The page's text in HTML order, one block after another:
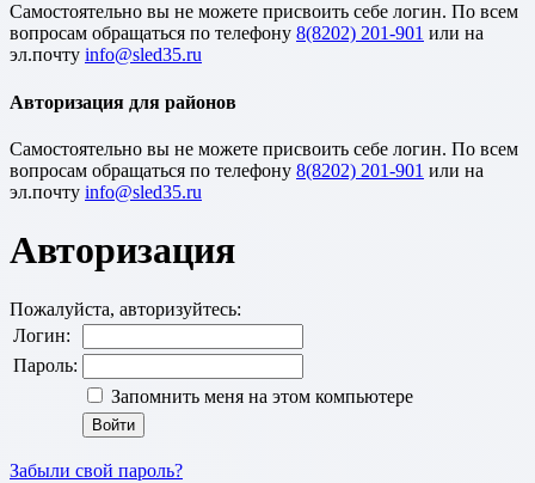
Cамостоятельно вы не можете присвоить себе логин. По всем
вопросам обращаться по телефону 8(8202) 201-901 или на
эл.почту
Авторизация для районов
Cамостоятельно вы не можете присвоить себе логин. По всем
вопросам обращаться по телефону 8(8202) 201-901 или на
эл.почту
Авторизация
Пожалуйста, авторизуйтесь:
Логин:
Пароль:
Запомнить меня на этом компьютере
Забыли свой пароль?